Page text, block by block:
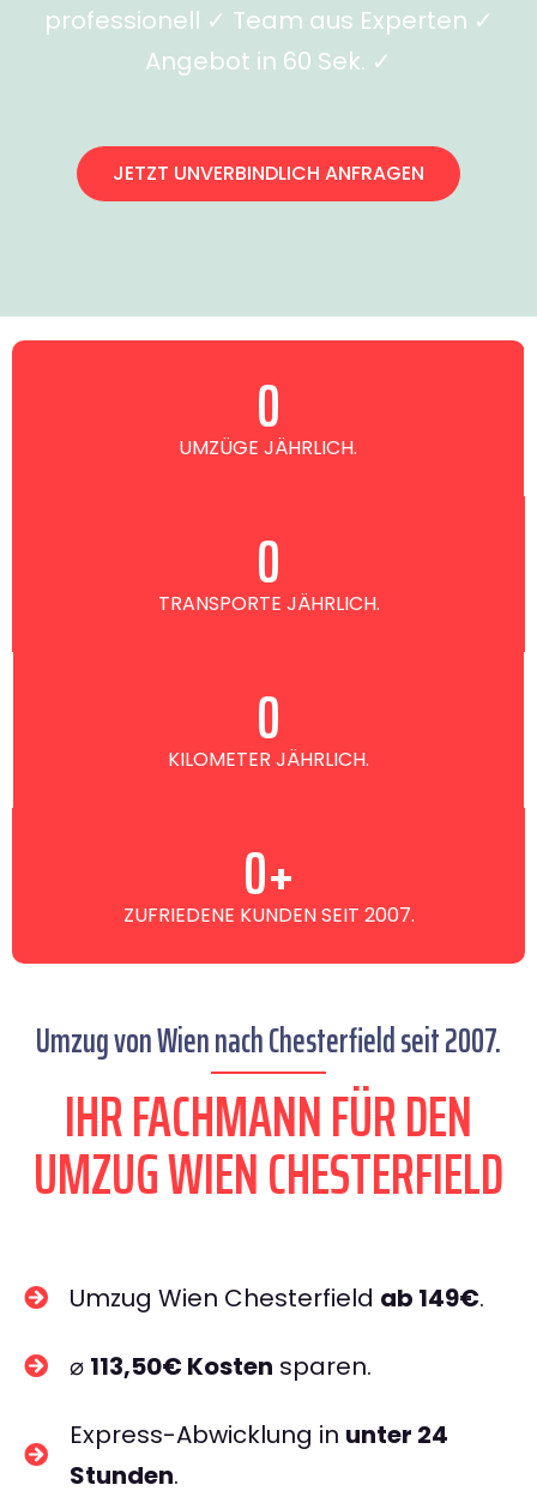
professionell ✓ Team aus Experten ✓
Angebot in 60 Sek. ✓
JETZT UNVERBINDLICH ANFRAGEN
UMZÜGE JÄHRLICH.
0
TRANSPORTE JÄHRLICH.
0
KILOMETER JÄHRLICH.
0
ZUFRIEDENE KUNDEN SEIT 2007.
0+
Umzug von Wien nach Chesterfield seit 2007.
IHR FACHMANN FÜR DEN
UMZUG WIEN CHESTERFIELD
Umzug Wien Chesterfield ab 149€.
⌀ 113,50€ Kosten sparen.
Express-Abwicklung in unter 24
Stunden.